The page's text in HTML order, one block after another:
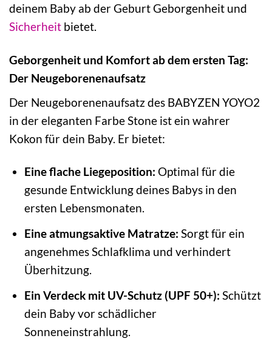
deinem Baby ab der Geburt Geborgenheit und
Sicherheit bietet.
Geborgenheit und Komfort ab dem ersten Tag:
Der Neugeborenenaufsatz
Der Neugeborenenaufsatz des BABYZEN YOYO2
in der eleganten Farbe Stone ist ein wahrer
Kokon für dein Baby. Er bietet:
Eine flache Liegeposition: Optimal für die
gesunde Entwicklung deines Babys in den
ersten Lebensmonaten.
Eine atmungsaktive Matratze: Sorgt für ein
angenehmes Schlafklima und verhindert
Überhitzung.
Ein Verdeck mit UV-Schutz (UPF 50+): Schützt
dein Baby vor schädlicher
Sonneneinstrahlung.